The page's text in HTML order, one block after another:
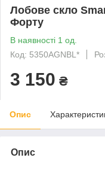
Лобове скло
Форту
В наявності 1 од.
Код: 5350AGNBL*
3 150 ₴
Опис
Опис